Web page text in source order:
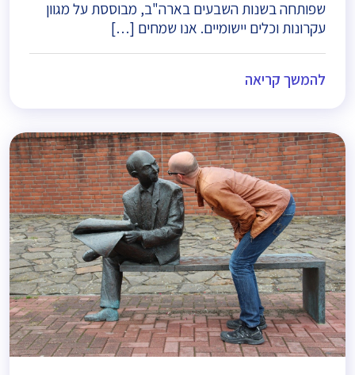
שפותחה בשנות השבעים בארה"ב, מבוססת על מגוון
עקרונות וכלים יישומיים. אנו שמחים […]
להמשך קריאה